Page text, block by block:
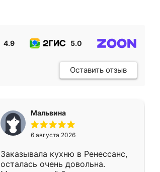
4.9 5.0
Оставить отзыв
Мальвина
6 августа 2026
Заказывала кухню в Ренессанс,
осталась очень довольна.